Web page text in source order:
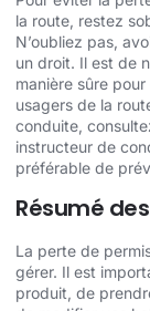
la route, restez
N’oubliez pas,
un droit. Il est de
manière sûre
usagers de la
conduite,
instructeur de
préférable de
Résumé
La perte de
gérer. Il est
produit, de